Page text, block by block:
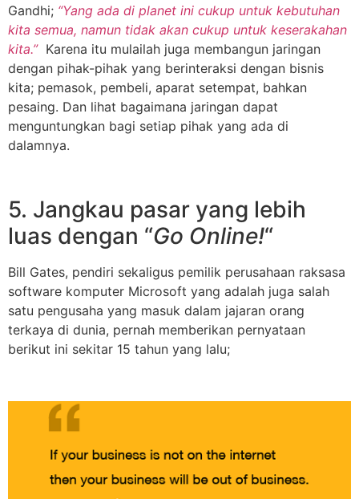
Gandhi; “Yang ada di planet ini cukup untuk kebutuhan
kita semua, namun tidak akan cukup untuk keserakahan
kita.”Karena itu mulailah juga membangun jaringan
dengan pihak-pihak yang berinteraksi dengan bisnis
kita; pemasok, pembeli, aparat setempat, bahkan
pesaing. Dan lihat bagaimana jaringan dapat
menguntungkan bagi setiap pihak yang ada di
dalamnya.
5. Jangkau pasar yang lebih
luas dengan “Go Online!“
Bill Gates, pendiri sekaligus pemilik perusahaan raksasa
software komputer Microsoft yang adalah juga salah
satu pengusaha yang masuk dalam jajaran orang
terkaya di dunia, pernah memberikan pernyataan
berikut ini sekitar 15 tahun yang lalu;